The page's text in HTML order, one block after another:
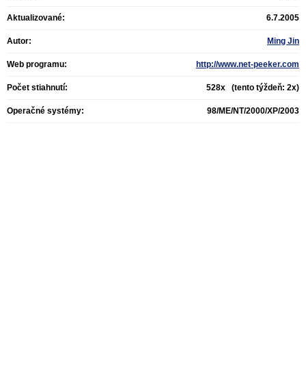
Aktualizované: 6.7.2005
Autor: Ming Jin
Web programu: http://www.net-peeker.com
Počet stiahnutí: 528x (tento týždeň: 2x)
Operačné systémy: 98/ME/NT/2000/XP/2003